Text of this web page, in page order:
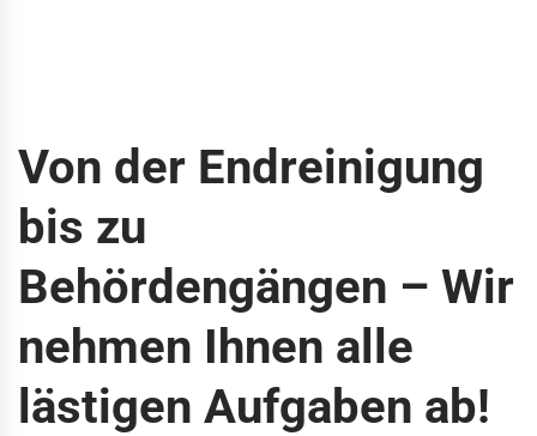
Von der Endreinigung
bis zu
Behördengängen – Wir
nehmen Ihnen alle
lästigen Aufgaben ab!